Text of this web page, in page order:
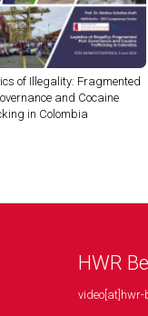
of Illegality: Fragmented
and Cocaine
in Colombia
HWR
video[at]hwr-